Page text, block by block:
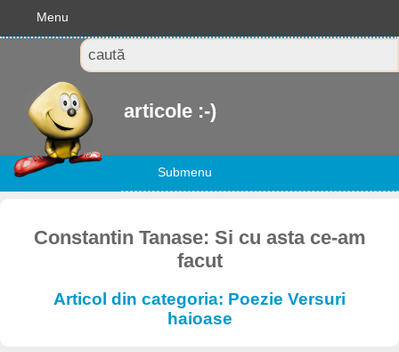
Menu
articole :-)
Submenu
Constantin Tanase: Si cu asta ce-am
facut
Articol din categoria: Poezie Versuri
haioase